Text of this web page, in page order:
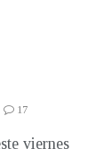
17
viernes